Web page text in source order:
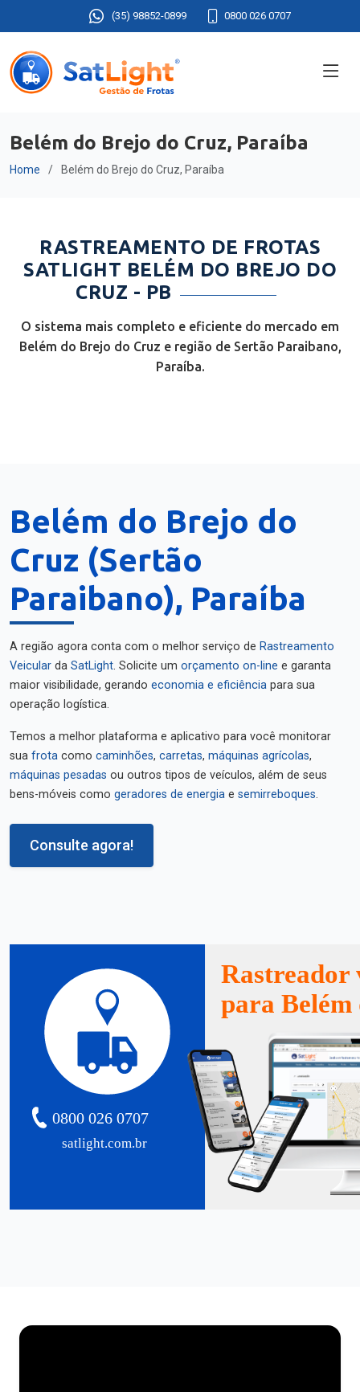
(35) 98852-0899 0800 026 0707
Belém do Brejo do Cruz, Paraíba
Home Belém do Brejo do Cruz, Paraíba
RASTREAMENTO DE FROTAS
SATLIGHT BELÉM DO BREJO DO
CRUZ - PB
O sistema mais completo e eficiente do mercado em
Belém do Brejo do Cruz e região de Sertão Paraibano,
Paraíba.
Belém do Brejo do
Cruz (Sertão
Paraibano), Paraíba
A região agora conta com o melhor serviço de Rastreamento
Veicular da SatLight. Solicite um orçamento on-line e garanta
maior visibilidade, gerando economia e eficiência para sua
operação logística.
Temos a melhor plataforma e aplicativo para você monitorar
sua frota como caminhões, carretas, máquinas agrícolas,
máquinas pesadas ou outros tipos de veículos, além de seus
bens-móveis como geradores de energia e semirreboques.
Consulte agora!
satlight.com.br
0800 026 0707
Rastreador
para